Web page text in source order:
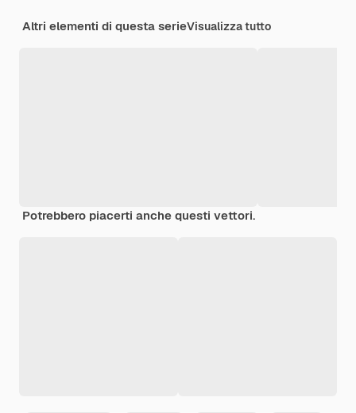
Altri elementi di questa serieVisualizza tutto
Potrebbero piacerti anche questi vettori.